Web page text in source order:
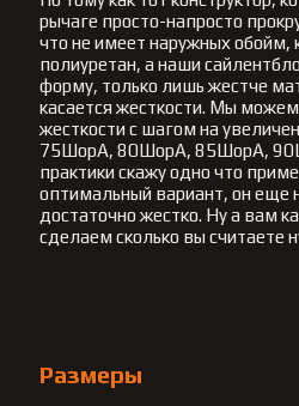
рычаге просто-напросто
что не имеет наружных обойм,
полиуретан, а наши
форму, только лишь жестче
касается жесткости. Мы
жесткости с шагом на
75ШорА, 80ШорА, 85ШорА,
практики скажу одно что
оптимальный вариант, он еще
достаточно жестко. Ну а вам
сделаем сколько вы считаете
Размеры